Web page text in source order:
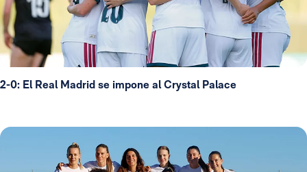
2-0: El Real Madrid se impone al Crystal Palace